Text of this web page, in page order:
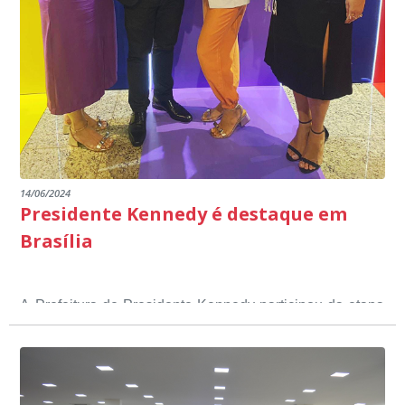
14/06/2024
Presidente Kennedy é destaque em
Brasília
A Prefeitura de Presidente Kennedy participou da etapa
nacional do 12º Prêmio Sebrae Prefeitura
Empreendedora, que visou valorizar e destacar o papel
dos gestores públicos comprometidos com o
desenvolvimento socioeconômico dos municípios, a